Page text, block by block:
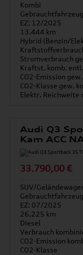
Kombi
Gebrauchtfahrzeug
EZ: 12/2025
13.444 km
Hybrid (Benzin/
Audi Q3
Kam ACC
33.790,00 €
SUV/
Gebrauchtfahrzeug
EZ: 07/2025
26.225 km
Diesel
Verbrauch
CO2-Emission
CO2-Klasse